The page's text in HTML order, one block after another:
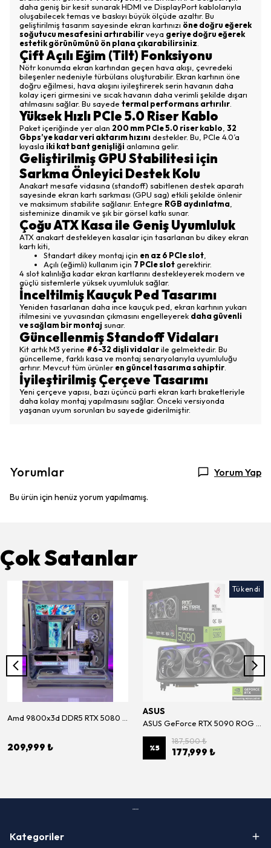
daha geniş bir kesit sunarak HDMI ve DisplayPort kablolarıyla
oluşabilecek temas ve baskıyı büyük ölçüde azaltır. Bu
geliştirilmiş tasarım sayesinde ekran kartınızı öne doğru eğerek
soğutucu mesafesini artırabilirveya geriye doğru eğerek
estetik görünümünü ön plana çıkarabilirsiniz
Çift Açılı Eğim (Tilt) Fonksiyonu
Nötr konumda ekran kartından geçen hava akışı, çevredeki
bileşenler nedeniyle türbülans oluşturabilir. Ekran kartının öne
doğru eğilmesi, hava akışını iyileştirerek serin havanın daha
kolay içeri girmesini ve sıcak havanın daha verimli şekilde dışarı
atılmasını sağlar. Bu sayede termal performans artırılır
Yüksek Hızlı PCIe 5.0 Riser Kablo
Paket içeriğinde yer alan 200 mm PCIe 5.0 riser kablo 32
Gbps’ye kadar veri aktarım hızını destekler. Bu, PCIe 4.0’a
kıyasla iki kat bant genişliği anlamına gelir.
Geliştirilmiş GPU Stabilitesi için
Sarkma Önleyici Destek Kolu
Anakart mesafe vidasına (standoff) sabitlenen destek aparatı
sayesinde ekran kartı sarkması (GPU sag) etkili şekilde önlenir
ve maksimum stabilite sağlanır. Entegre RGB aydınlatma
sisteminize dinamik ve şık bir görsel katkı sunar.
Çoğu ATX Kasa ile Geniş Uyumluluk
ATX anakart destekleyen kasalar için tasarlanan bu dikey ekran
kartı kiti,
Standart dikey montaj için en az 6 PCIe slot
Açılı (eğimli) kullanım için 7 PCIe slotgerektirir.
4 slot kalınlığa kadar ekran kartlarını destekleyerek modern ve
güçlü sistemlerle yüksek uyumluluk sağlar.
İnceltilmiş Kauçuk Ped Tasarımı
Yeniden tasarlanan daha ince kauçuk ped, ekran kartının yukarı
itilmesini ve yuvasından çıkmasını engelleyerek daha güvenli
ve sağlam bir montaj sunar.
Güncellenmiş Standoff Vidaları
Kit artık M3 yerine #6-32 dişli vidalarile gelmektedir. Bu
güncelleme, farklı kasa ve montaj senaryolarıyla uyumluluğu
artırır. Mevcut tüm ürünler en güncel tasarıma sahiptir
İyileştirilmiş Çerçeve Tasarımı
Yeni çerçeve yapısı, bazı üçüncü parti ekran kartı braketleriyle
daha kolay montaj yapılmasını sağlar. Önceki versiyonda
yaşanan uyum sorunları bu sayede giderilmiştir.
Yorumlar Yorum Yap
Bu ürün için henüz yorum yapılmamış.
Çok Satanlar
209,999 ₺
Tükendi
ASUS
%5
187,500 ₺
177,999 ₺
Kategoriler